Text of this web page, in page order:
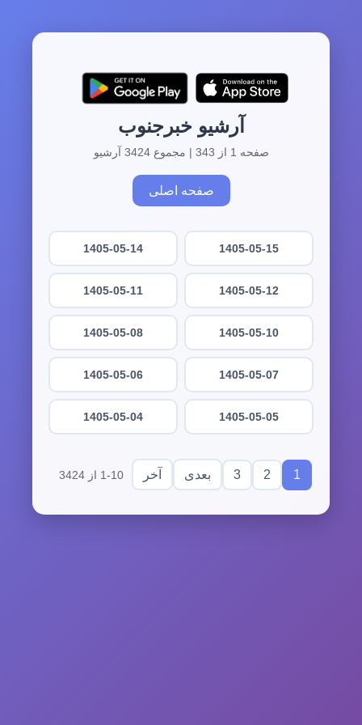
آرشیو خبرجنوب
صفحه 1 از 343 | مجموع 3424 آرشیو
صفحه اصلی
1405-05-15
1405-05-14
1405-05-12
1405-05-11
1405-05-10
1405-05-08
1405-05-07
1405-05-06
1405-05-05
1405-05-04
1
2
3 بعدی آخر 1-10 از 3424